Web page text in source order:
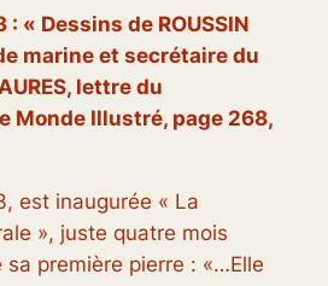
: « Dessins de ROUSSIN
marine et secrétaire du
lettre du
Monde Illustré, page 268,
est inaugurée « La
», juste quatre mois
sa première pierre : «…Elle